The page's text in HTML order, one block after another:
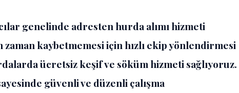
genelinde adresten hurda alımı hizmeti
kaybetmemesi için hızlı ekip yönlendirmesi
ücretsiz keşif ve söküm hizmeti sağlıyoruz.
güvenli ve düzenli çalışma